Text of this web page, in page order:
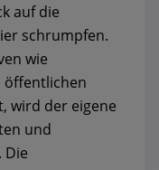
auf die
schrumpfen.
wie
öffentlichen
wird der eigene
und
Die